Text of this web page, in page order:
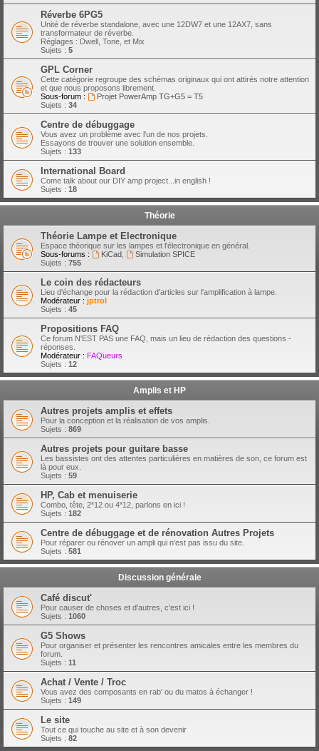
Réverbe 6PG5
Unité de réverbe standalone, avec une 12DW7 et une 12AX7, sans
transformateur de réverbe.
Réglages : Dwell, Tone, et Mix
Sujets : 5
GPL Corner
Cette catégorie regroupe des schémas originaux qui ont attirés notre attention
et que nous proposons librement.
Sous-forum :
Projet PowerAmp TG+G5 = T5
Sujets : 34
Centre de débuggage
Vous avez un problème avec l'un de nos projets.
Essayons de trouver une solution ensemble.
Sujets : 133
International Board
Come talk about our DIY amp project...in english !
Sujets : 18
Théorie
Théorie Lampe et Electronique
Espace théorique sur les lampes et l'électronique en général.
Sous-forums :
KiCad,
Simulation SPICE
Sujets : 755
Le coin des rédacteurs
Lieu d'échange pour la rédaction d'articles sur l'amplification à lampe.
Modérateur : jptrol
Sujets : 45
Propositions FAQ
Ce forum N'EST PAS une FAQ, mais un lieu de rédaction des questions -
réponses.
Modérateur : FAQueurs
Sujets : 12
Amplis et HP
Autres projets amplis et effets
Pour la conception et la réalisation de vos amplis.
Sujets : 869
Autres projets pour guitare basse
Les bassistes ont des attentes particulières en matières de son, ce forum est
là pour eux.
Sujets : 59
HP, Cab et menuiserie
Combo, tête, 2*12 ou 4*12, parlons en ici !
Sujets : 182
Centre de débuggage et de rénovation Autres Projets
Pour réparer ou rénover un ampli qui n'est pas issu du site.
Sujets : 581
Discussion générale
Café discut'
Pour causer de choses et d'autres, c'est ici !
Sujets : 1060
G5 Shows
Pour organiser et présenter les rencontres amicales entre les membres du
forum.
Sujets : 11
Achat / Vente / Troc
Vous avez des composants en rab' ou du matos à échanger !
Sujets : 149
Le site
Tout ce qui touche au site et à son devenir
Sujets : 82